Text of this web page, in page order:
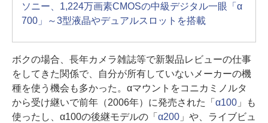
ソニー、1,224万画素CMOSの中級デジタル一眼「α
700」～3型液晶やデュアルスロットを搭載
ボクの場合、長年カメラ雑誌等で新製品レビューの仕事
をしてきた関係で、自分が所有していないメーカーの機
種を使う機会も多かった。αマウントをコニカミノルタ
から受け継いで前年（2006年）に発売された「 α100」も
使ったし、α100の後継モデルの「 α200」や、ライブビュ